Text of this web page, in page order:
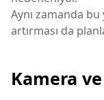
Aynı zamanda bu
artırması da
Kamera